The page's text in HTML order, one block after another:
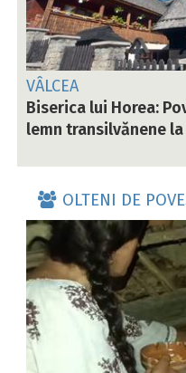
VÂLCEA
Biserica lui Horea:
lemn transilvănene
OLTENI DE